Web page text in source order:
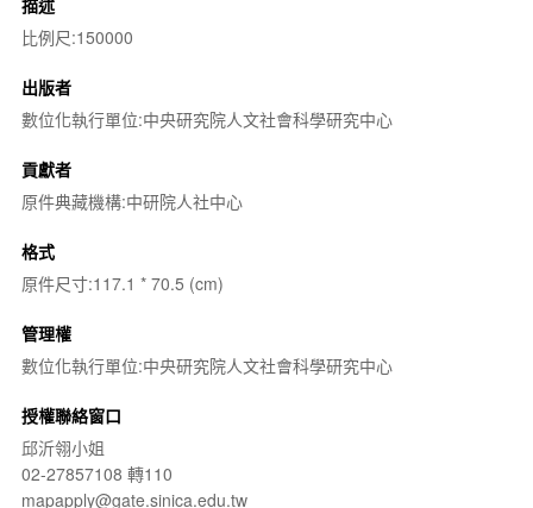
描述
比例尺:150000
出版者
數位化執行單位:中央研究院人文社會科學研究中心
貢獻者
原件典藏機構:中研院人社中心
格式
原件尺寸:117.1 * 70.5 (cm)
管理權
數位化執行單位:中央研究院人文社會科學研究中心
授權聯絡窗口
邱沂翎小姐
02-27857108 轉110
mapapply@gate.sinica.edu.tw